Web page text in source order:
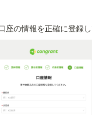
座の情報を正確に登録し